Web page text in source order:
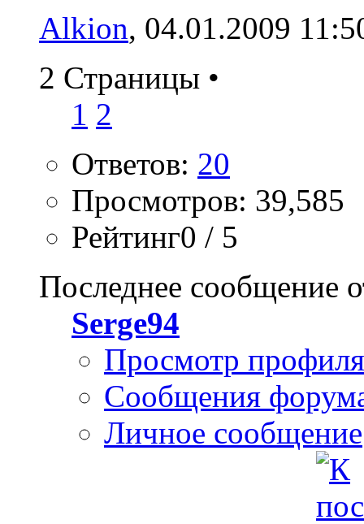
Alkion, 04.01.2009
2 Страницы •
1 2
Ответов: 20
Просмотров: 39,585
Рейтинг0 / 5
Последнее сообщение
Serge94
Просмотр профиля
Сообщения
Личное сообщение